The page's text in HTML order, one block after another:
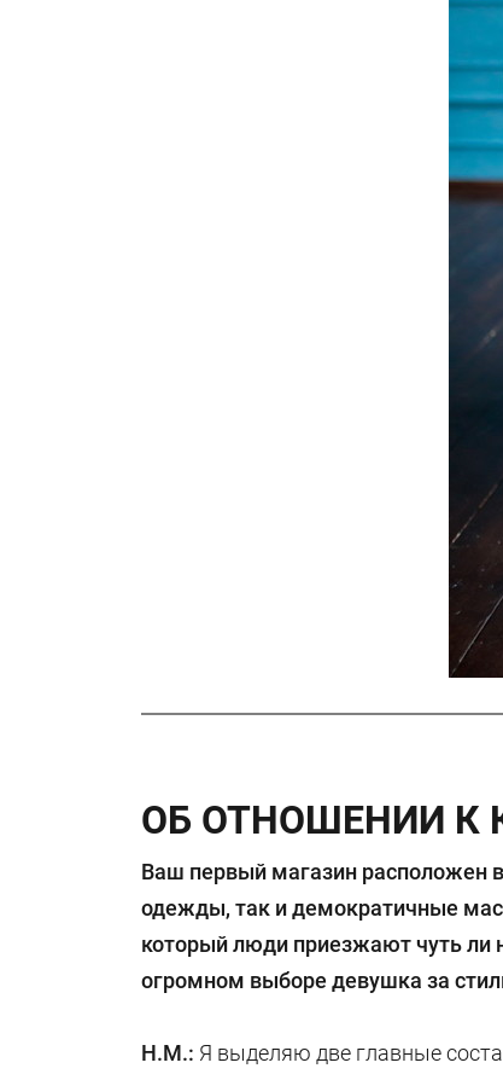
ОБ ОТНОШЕНИИ К
Ваш первый магазин расположен
одежды, так и демократичные
который люди приезжают чуть ли
огромном выборе девушка за
Н.М.: Я выделяю две главные